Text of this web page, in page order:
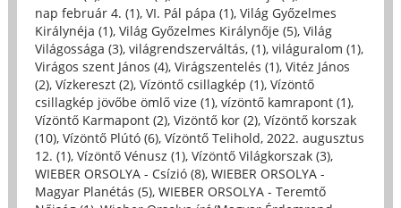
nap február 4. (1), VI. Pál pápa (1), Világ Győzelmes
Királynéja (1), Világ Győzelmes Királynője (5), Világ
Világossága (3), világrendszerváltás, (1), világuralom (1),
Virágos szent János (4), Virágszentelés (1), Vitéz János
(2), Vízkereszt (2), Vízöntő csillagkép (1), Vízöntő
csillagkép jövőbe ömlő vize (1), vízöntő kamrapont (1),
Vízöntő Karmapont (2), Vizöntő kor (2), Vízöntő korszak
(10), Vízöntő Plútó (6), Vízöntő Telihold, 2022. augusztus
12. (1), Vízöntő Vénusz (1), Vízöntő Világkorszak (3),
WIEBER ORSOLYA - Csízió (8), WIEBER ORSOLYA -
Magyar Planétás (5), WIEBER ORSOLYA - Teremtő